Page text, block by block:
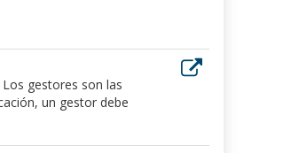
gestores son las
un gestor debe